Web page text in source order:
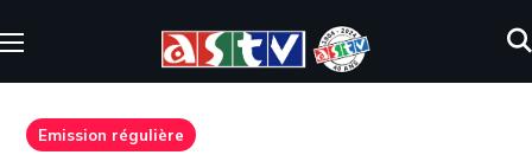
Emission régulière